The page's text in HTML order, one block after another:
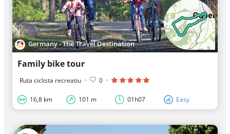
Germany - The Travel Destination
Family bike tour
Ruta ciclista recreatiu · 0 ·
16,8 km 101 m 01h07 Easy